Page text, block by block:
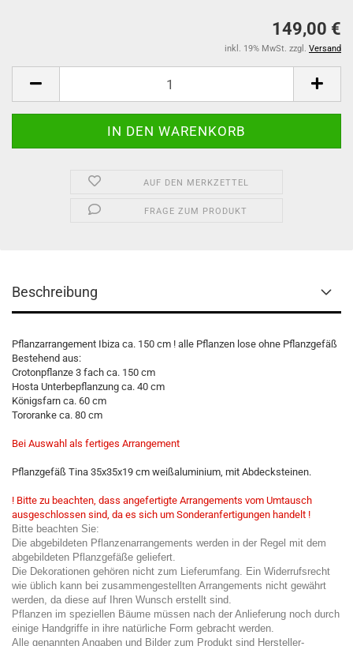
149,00 €
inkl. 19% MwSt. zzgl. Versand
AUF DEN MERKZETTEL
FRAGE ZUM PRODUKT
Beschreibung
Pflanzarrangement Ibiza ca. 150 cm ! alle Pflanzen lose ohne Pflanzgefäß
Bestehend aus:
Crotonpflanze 3 fach ca. 150 cm
Hosta Unterbepflanzung ca. 40 cm
Königsfarn ca. 60 cm
Tororanke ca. 80 cm
Bei Auswahl als fertiges Arrangement
Pflanzgefäß Tina 35x35x19 cm weißaluminium, mit Abdecksteinen.
! Bitte zu beachten, dass angefertigte Arrangements vom Umtausch
ausgeschlossen sind, da es sich um Sonderanfertigungen handelt !
Bitte beachten Sie:
Die abgebildeten Pflanzenarrangements werden in der Regel mit dem
abgebildeten Pflanzgefäße geliefert.
Die Dekorationen gehören nicht zum Lieferumfang. Ein Widerrufsrecht
wie üblich kann bei zusammengestellten Arrangements nicht gewährt
werden, da diese auf Ihren Wunsch erstellt sind.
Pflanzen im speziellen Bäume müssen nach der Anlieferung noch durch
einige Handgriffe in ihre natürliche Form gebracht werden.
Alle genannten Angaben und Bilder zum Produkt sind Hersteller-